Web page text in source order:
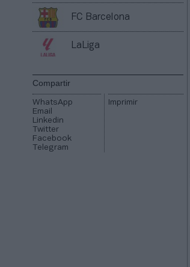
FC Barcelona
LaLiga
Compartir
WhatsApp
Email
Linkedin
Twitter
Facebook
Telegram
Imprimir